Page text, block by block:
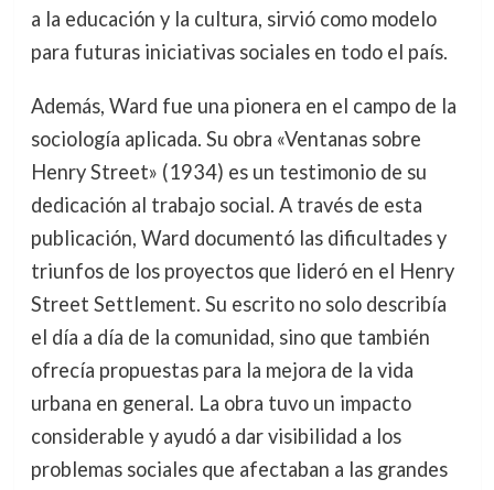
a la educación y la cultura, sirvió como modelo
para futuras iniciativas sociales en todo el país.
Además, Ward fue una pionera en el campo de la
sociología aplicada. Su obra «Ventanas sobre
Henry Street» (1934) es un testimonio de su
dedicación al trabajo social. A través de esta
publicación, Ward documentó las dificultades y
triunfos de los proyectos que lideró en el Henry
Street Settlement. Su escrito no solo describía
el día a día de la comunidad, sino que también
ofrecía propuestas para la mejora de la vida
urbana en general. La obra tuvo un impacto
considerable y ayudó a dar visibilidad a los
problemas sociales que afectaban a las grandes